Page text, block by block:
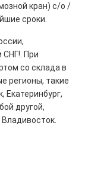
кран) с/о /
сроки.
СНГ!. При
со склада в
регионы, такие
Екатеринбург,
другой,